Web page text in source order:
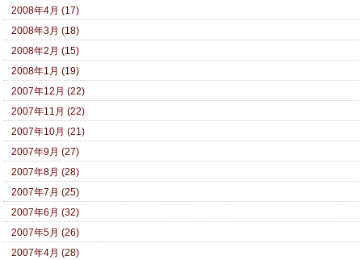
2008年4月 (17)
2008年3月 (18)
2008年2月 (15)
2008年1月 (19)
2007年12月 (22)
2007年11月 (22)
2007年10月 (21)
2007年9月 (27)
2007年8月 (28)
2007年7月 (25)
2007年6月 (32)
2007年5月 (26)
2007年4月 (28)